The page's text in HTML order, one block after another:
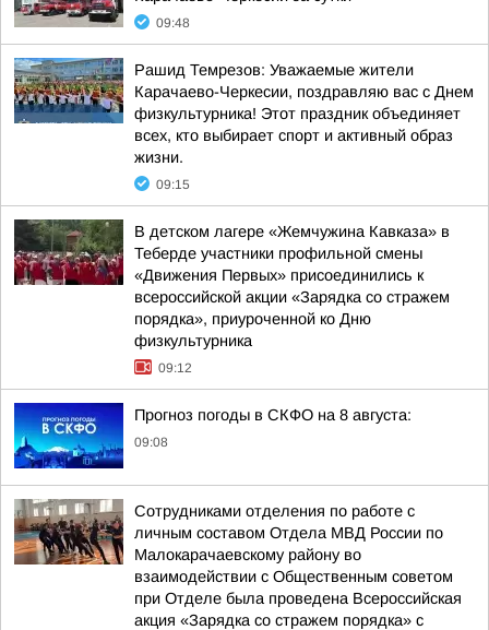
09:48
Рашид Темрезов: Уважаемые жители
Карачаево-Черкесии, поздравляю вас с Днем
физкультурника! Этот праздник объединяет
всех, кто выбирает спорт и активный образ
жизни.
09:15
В детском лагере «Жемчужина Кавказа» в
Теберде участники профильной смены
«Движения Первых» присоединились к
всероссийской акции «Зарядка со стражем
порядка», приуроченной ко Дню
физкультурника
09:12
Прогноз погоды в СКФО на 8 августа:
09:08
Сотрудниками отделения по работе с
личным составом Отдела МВД России по
Малокарачаевскому району во
взаимодействии с Общественным советом
при Отделе была проведена Всероссийская
акция «Зарядка со стражем порядка» с